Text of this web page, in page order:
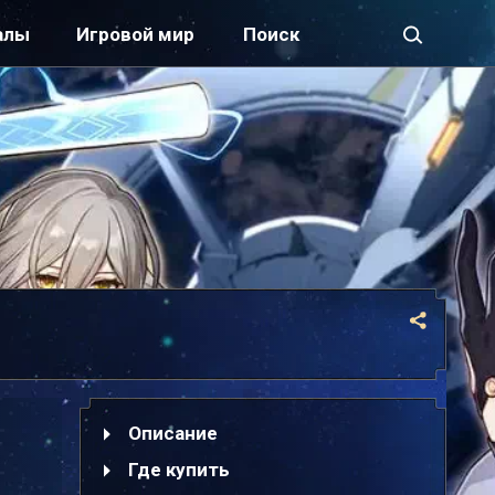
Игровой мир
Описание
Где купить